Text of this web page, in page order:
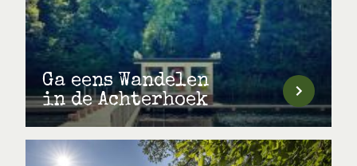
Ga eens Wandelen
in de Achterhoek